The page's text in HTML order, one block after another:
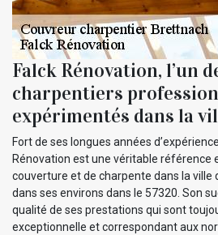
Falck Rénovation, l’un
charpentiers
expérimentés dans la
Fort de ses longues années
Rénovation est une véritable référence
couverture et de charpente dans la ville
dans ses environs dans le 57320. Son
qualité de ses prestations qui sont
exceptionnelle et correspondant aux